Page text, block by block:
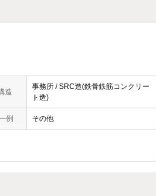
造
事務所 / SRC造(鉄骨鉄筋コンクリー
ト造)
例 その他